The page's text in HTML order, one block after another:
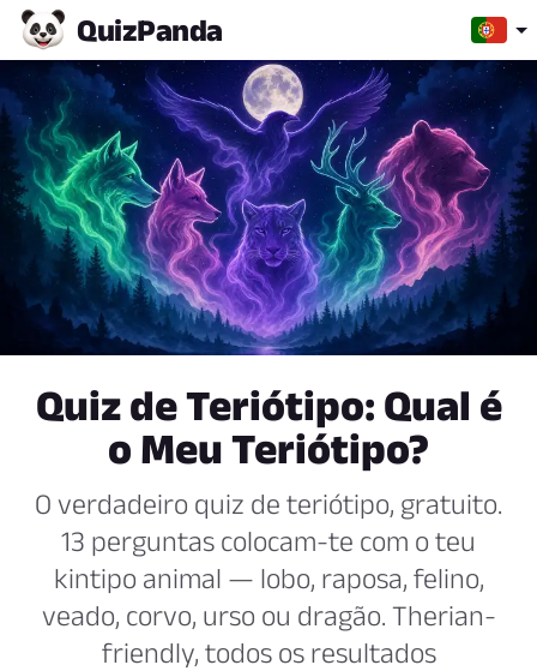
QuizPanda
Quiz de Teriótipo: Qual é
o Meu Teriótipo?
O verdadeiro quiz de teriótipo, gratuito.
13 perguntas colocam-te com o teu
kintipo animal — lobo, raposa, felino,
veado, corvo, urso ou dragão. Therian-
friendly, todos os resultados